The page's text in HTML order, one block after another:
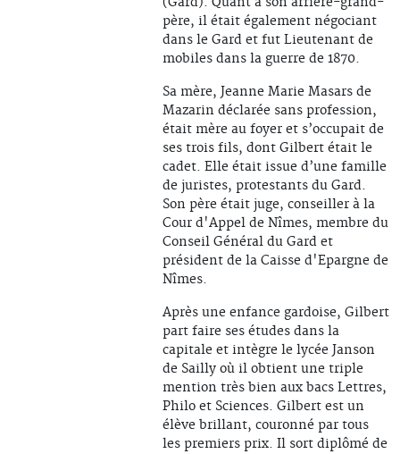
père, il était également négociant
dans le Gard et fut Lieutenant de
mobiles dans la guerre de 1870.
Sa mère, Jeanne Marie Masars de
Mazarin déclarée sans profession,
était mère au foyer et s’occupait de
ses trois fils, dont Gilbert était le
cadet. Elle était issue d’une famille
de juristes, protestants du Gard.
Son père était juge, conseiller à la
Cour d'Appel de Nîmes, membre du
Conseil Général du Gard et
président de la Caisse d'Epargne de
Nîmes.
Après une enfance gardoise, Gilbert
part faire ses études dans la
capitale et intègre le lycée Janson
de Sailly où il obtient une triple
mention très bien aux bacs Lettres,
Philo et Sciences. Gilbert est un
élève brillant, couronné par tous
les premiers prix. Il sort diplômé de